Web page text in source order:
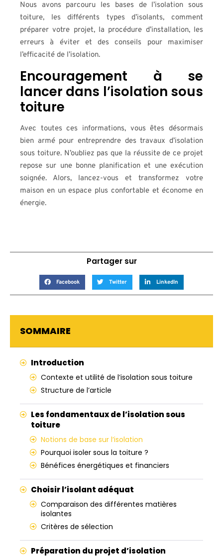
Nous avons parcouru les bases de l’isolation sous
toiture, les différents types d’isolants, comment
préparer votre projet, la procédure d’installation, les
erreurs à éviter et des conseils pour maximiser
l’efficacité de l’isolation.
Encouragement à se
lancer dans l’isolation sous
toiture
Avec toutes ces informations, vous êtes désormais
bien armé pour entreprendre des travaux d’isolation
sous toiture. N’oubliez pas que la réussite de ce projet
repose sur une bonne planification et une exécution
soignée. Alors, lancez-vous et transformez votre
maison en un espace plus confortable et économe en
énergie.
Partager sur
Facebook Twitter LinkedIn
SOMMAIRE
Introduction
Contexte et utilité de l’isolation sous toiture
Structure de l’article
Les fondamentaux de l’isolation sous
toiture
Notions de base sur l’isolation
Pourquoi isoler sous la toiture ?
Bénéfices énergétiques et financiers
Choisir l’isolant adéquat
Comparaison des différentes matières
isolantes
Critères de sélection
Préparation du projet d’isolation